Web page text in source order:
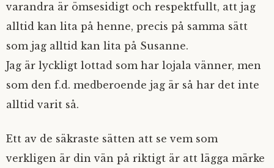
varandra är ömsesidigt och respektfullt, att jag
alltid kan lita på henne, precis på samma sätt
som jag alltid kan lita på Susanne.
Jag är lyckligt lottad som har lojala vänner, men
som den f.d. medberoende jag är så har det inte
alltid varit så.
Ett av de säkraste sätten att se vem som
verkligen är din vän på riktigt är att lägga märke